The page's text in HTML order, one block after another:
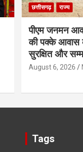
छत्तीसगढ़ राज्य
पीएम जनमन
की पक्के आवास
सुरक्षित और
August 6, 2026
Tags